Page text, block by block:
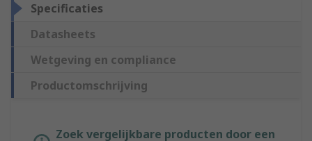
Specificaties
Datasheets
Wetgeving en compliance
Productomschrijving
Zoek vergelijkbare producten door een